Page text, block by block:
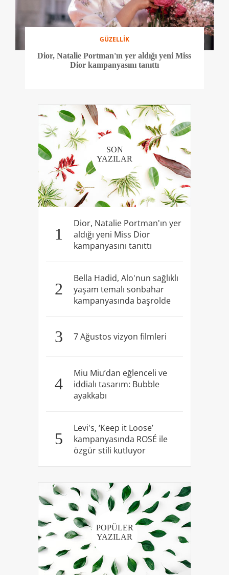
GÜZELLİK
Dior, Natalie Portman'ın yer aldığı yeni Miss
Dior kampanyasını tanıttı
SON
YAZILAR
1
Dior, Natalie Portman'ın yer
aldığı yeni Miss Dior
kampanyasını tanıttı
2
Bella Hadid, Alo'nun sağlıklı
yaşam temalı sonbahar
kampanyasında başrolde
3 7 Ağustos vizyon filmleri
4
Miu Miu’dan eğlenceli ve
iddialı tasarım: Bubble
ayakkabı
5
Levi's, ‘Keep it Loose’
kampanyasında ROSÉ ile
özgür stili kutluyor
POPÜLER
YAZILAR